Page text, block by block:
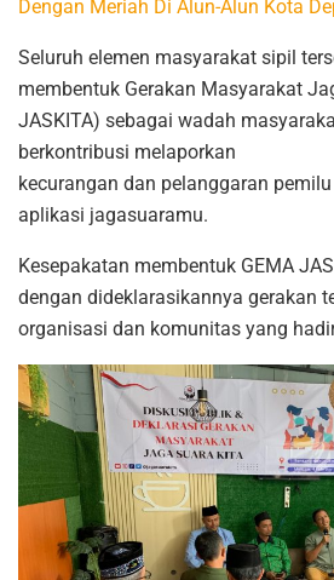
Dengan Meriah Di Alun-Alun Kota
Seluruh elemen masyarakat sipil
membentuk Gerakan Masyarakat
JASKITA) sebagai wadah
berkontribusi melaporkan
kecurangan dan pelanggaran
aplikasi jagasuaramu.
Kesepakatan membentuk GEMA
dengan dideklarasikannya gerakan
organisasi dan komunitas yang